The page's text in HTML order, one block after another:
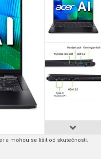
a mohou se lišit od skutečnosti.